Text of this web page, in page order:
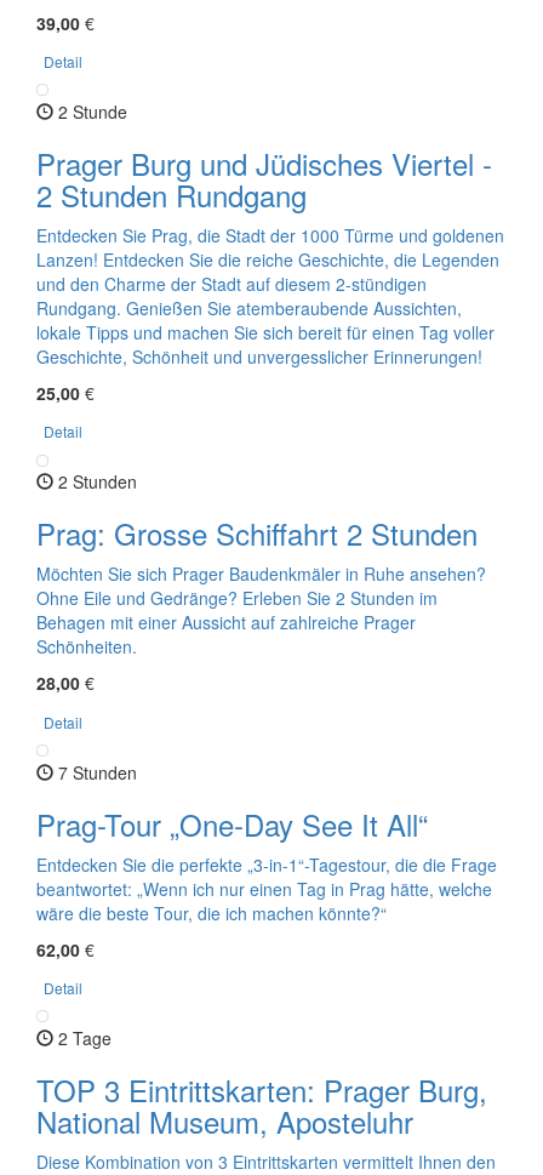
39,00 €
Detail
2 Stunde
Prager Burg und Jüdisches Viertel -
2 Stunden Rundgang
Entdecken Sie Prag, die Stadt der 1000 Türme und goldenen
Lanzen! Entdecken Sie die reiche Geschichte, die Legenden
und den Charme der Stadt auf diesem 2-stündigen
Rundgang. Genießen Sie atemberaubende Aussichten,
lokale Tipps und machen Sie sich bereit für einen Tag voller
Geschichte, Schönheit und unvergesslicher Erinnerungen!
25,00 €
Detail
2 Stunden
Prag: Grosse Schiffahrt 2 Stunden
Möchten Sie sich Prager Baudenkmäler in Ruhe ansehen?
Ohne Eile und Gedränge? Erleben Sie 2 Stunden im
Behagen mit einer Aussicht auf zahlreiche Prager
Schönheiten.
28,00 €
Detail
7 Stunden
Prag-Tour „One-Day See It All“
Entdecken Sie die perfekte „3-in-1“-Tagestour, die die Frage
beantwortet: „Wenn ich nur einen Tag in Prag hätte, welche
wäre die beste Tour, die ich machen könnte?“
62,00 €
Detail
2 Tage
TOP 3 Eintrittskarten: Prager Burg,
National Museum, Aposteluhr
Diese Kombination von 3 Eintrittskarten vermittelt Ihnen den